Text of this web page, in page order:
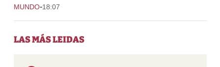
MUNDO-18:07
LAS MÁS LEIDAS